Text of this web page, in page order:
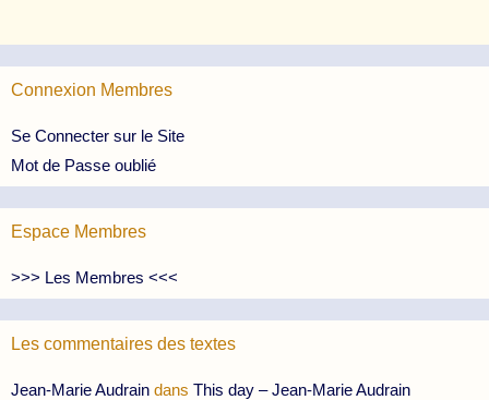
Connexion Membres
Se Connecter sur le Site
Mot de Passe oublié
Espace Membres
>>> Les Membres <<<
Les commentaires des textes
Jean-Marie Audrain dans This day – Jean-Marie Audrain